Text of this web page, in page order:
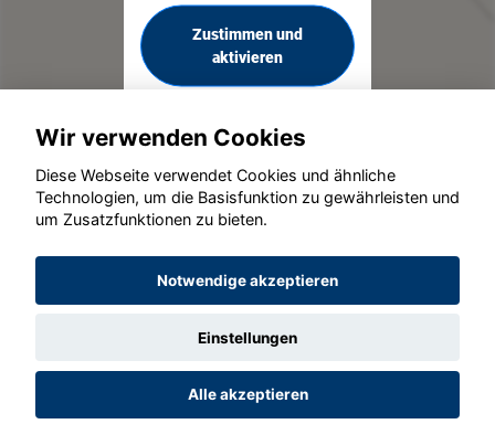
Zustimmen und
aktivieren
© konjunkturmotor.de GmbH 2020 - 2026
Wir verwenden Cookies
Diese Webseite verwendet Cookies und ähnliche
Technologien, um die Basisfunktion zu gewährleisten und
um Zusatzfunktionen zu bieten.
Notwendige akzeptieren
Einstellungen
Alle akzeptieren